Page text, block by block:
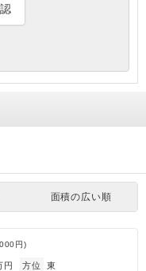
面積の広い順
円)
円 方位 東